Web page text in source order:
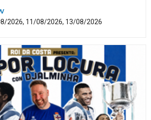
2026, 11/08/2026, 13/08/2026